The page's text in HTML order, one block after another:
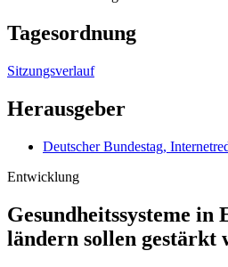
Tagesordnung
Sitzungsverlauf
Herausgeber
Deutscher Bundestag,
Entwicklung
Gesundheits­systeme
ländern sollen ge­stärkt